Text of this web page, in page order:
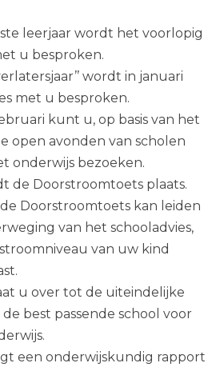
leerjaar wordt het voorlopig
u besproken.
wordt in januari
met u besproken.
kunt u, op basis van het
open avonden van scholen
onderwijs bezoeken.
de Doorstroomtoets plaats.
Doorstroomtoets kan leiden
van het schooladvies,
van uw kind
u over tot de uiteindelijke
best passende school voor
een onderwijskundig rapport